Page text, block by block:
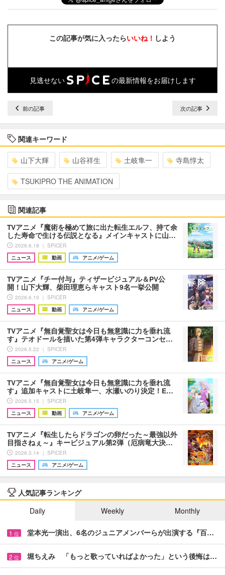
この記事が気に入ったらいいね！ しよう
見逃せない の最新情報をお届けします
前の記事 次の記事
関連キーワード
山下大輝 山谷祥生 土岐隼一 寺島惇太
TSUKIPRO THE ANIMATION
関連記事
TVアニメ『魔術を極めて旅に出た転生エルフ、持て余
した寿命で生ける伝説となる』メインキャストに山…
2026.6.18 ｜ SPICER
ニュース
動画 アニメ/ゲーム
TVアニメ『チー付与』ティザービジュアル＆PV公
開！山下大輝、柴田理恵らキャスト9名一挙公開
2026.6.10 ｜ SPICER
ニュース
動画 アニメ/ゲーム
TVアニメ『無自覚聖女は今日も無意識に力を垂れ流
す』テオドールを描いた第4弾キャラクターコンセ…
2026.5.22 ｜ SPICER
ニュース
アニメ/ゲーム
TVアニメ『無自覚聖女は今日も無意識に力を垂れ流
す』追加キャストに土岐隼一、水瀬いのり決定！E…
2026.5.15 ｜ SPICER
ニュース
動画 アニメ/ゲーム
TVアニメ『転生したらドラゴンの卵だった～最強以外
目指さねぇ～』キービジュアル第2弾（厄病竜大決…
2026.3.14 ｜ SPICER
ニュース
アニメ/ゲーム
人気記事ランキング
Daily
Weekly Monthly
1 位 堂本光一演出、6名のジュニアメンバーらが出演する『百…
2 位 堀ちえみ 「もっと歌っていればよかった」という後悔は…